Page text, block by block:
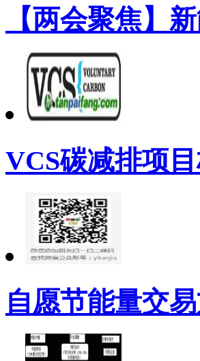
【两会聚焦】
VCS碳减排项
自愿节能量交